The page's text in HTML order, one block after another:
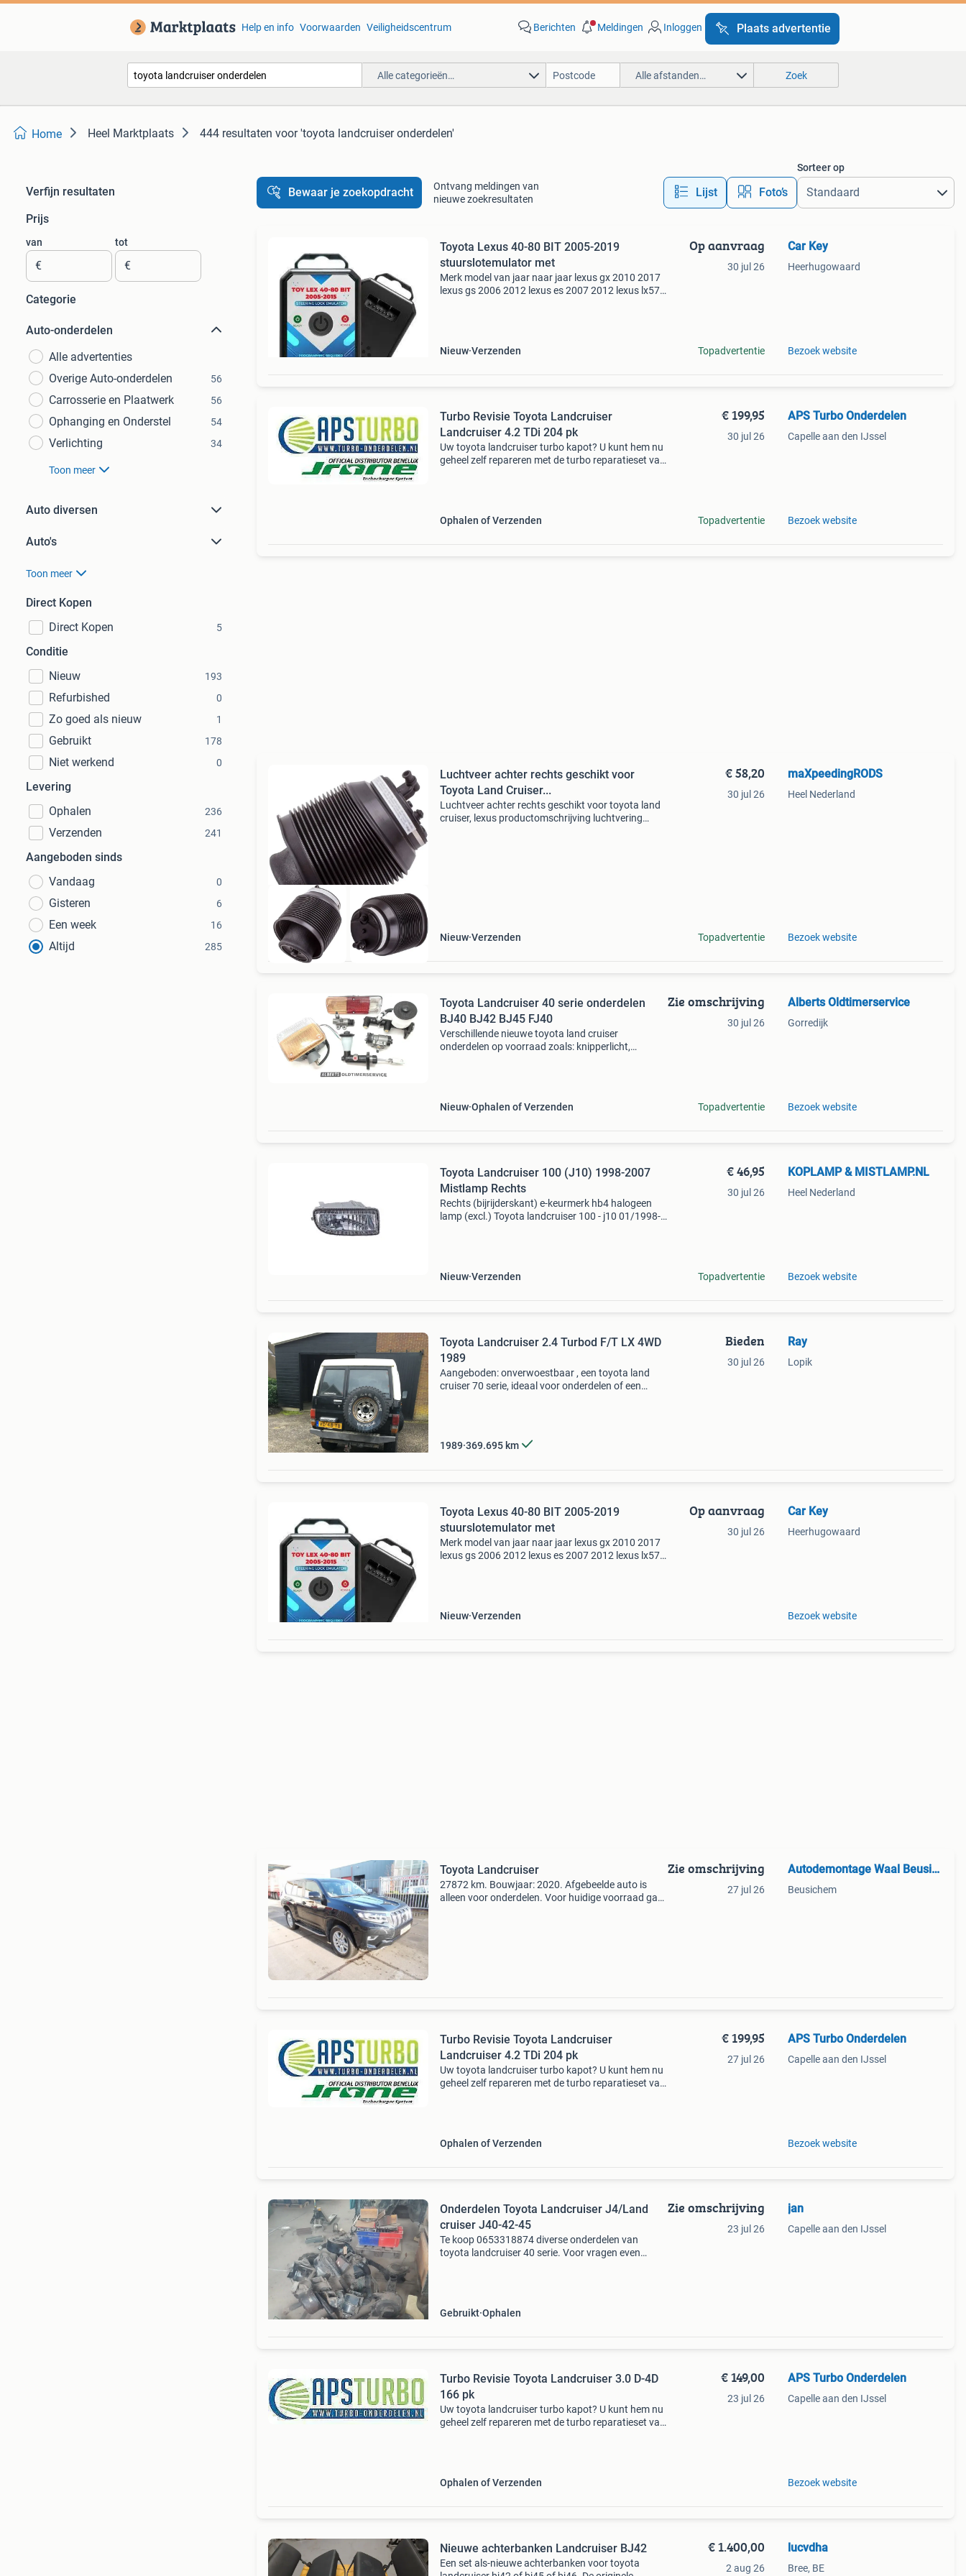
Help en info Voorwaarden Veiligheidscentrum Berichten Meldingen Inloggen Plaats advertentie
Alle categorieën… Alle afstanden… Zoek
Home Heel Marktplaats 444 resultaten voor 'toyota landcruiser onderdelen'
Verfijn resultaten
Prijs
van
€
tot
€
Categorie
Auto-onderdelen
Alle advertenties
Overige Auto-onderdelen
56
Carrosserie en Plaatwerk 56
Ophanging en Onderstel 54
Verlichting 34
Toon meer
Auto diversen
Auto's
Toon meer
Direct Kopen
Direct Kopen
5
Conditie
Nieuw
193
Refurbished 0
Zo goed als nieuw 1
Gebruikt 178
Niet werkend 0
Levering
Ophalen
236
Verzenden 241
Aangeboden sinds
Vandaag
0
Gisteren 6
Een week 16
Altijd 285
Bewaar je zoekopdracht
Ontvang meldingen van
nieuwe zoekresultaten
Lijst Foto’s
Sorteer op
Toyota Lexus 40-80 BIT 2005-2019
stuurslotemulator met
Merk model van jaar naar jaar lexus gx 2010 2017
lexus gs 2006 2012 lexus es 2007 2012 lexus lx570
Nieuw Verzenden
Op aanvraag
30 jul 26
Topadvertentie
Car Key
Heerhugowaard
Bezoek website
Turbo Revisie Toyota Landcruiser
Landcruiser 4.2 TDi 204 pk
Uw toyota landcruiser turbo kapot? U kunt hem nu
geheel zelf repareren met de turbo reparatieset van
Ophalen of Verzenden
€ 199,95
30 jul 26
Topadvertentie
APS Turbo Onderdelen
Capelle aan den IJssel
Bezoek website
Luchtveer achter rechts geschikt voor
Toyota Land Cruiser...
Luchtveer achter rechts geschikt voor toyota land
cruiser, lexus productomschrijving luchtvering
Nieuw Verzenden
€ 58,20
30 jul 26
Topadvertentie
maXpeedingRODS
Heel Nederland
Bezoek website
Toyota Landcruiser 40 serie onderdelen
BJ40 BJ42 BJ45 FJ40
Verschillende nieuwe toyota land cruiser
onderdelen op voorraad zoals: knipperlicht,
Nieuw Ophalen of Verzenden
Zie omschrijving
30 jul 26
Topadvertentie
Alberts Oldtimerservice
Gorredijk
Bezoek website
Toyota Landcruiser 100 (J10) 1998-2007
Mistlamp Rechts
Rechts (bijrijderskant) e-keurmerk hb4 halogeen
lamp (excl.) Toyota landcruiser 100 - j10 01/1998-
Nieuw Verzenden
€ 46,95
30 jul 26
Topadvertentie
KOPLAMP & MISTLAMP.NL
Heel Nederland
Bezoek website
Toyota Landcruiser 2.4 Turbod F/T LX 4WD
1989
Aangeboden: onverwoestbaar , een toyota land
cruiser 70 serie, ideaal voor onderdelen of een
1989 369.695km
Bieden
30 jul 26
Ray
Lopik
Toyota Lexus 40-80 BIT 2005-2019
stuurslotemulator met
Merk model van jaar naar jaar lexus gx 2010 2017
lexus gs 2006 2012 lexus es 2007 2012 lexus lx570
Nieuw Verzenden
Op aanvraag
30 jul 26
Car Key
Heerhugowaard
Bezoek website
Toyota Landcruiser
27872 km. Bouwjaar: 2020. Afgebeelde auto is
alleen voor onderdelen. Voor huidige voorraad ga
Zie omschrijving
27 jul 26
Autodemontage Waal Beusichem
Beusichem
Turbo Revisie Toyota Landcruiser
Landcruiser 4.2 TDi 204 pk
Uw toyota landcruiser turbo kapot? U kunt hem nu
geheel zelf repareren met de turbo reparatieset van
Ophalen of Verzenden
€ 199,95
27 jul 26
APS Turbo Onderdelen
Capelle aan den IJssel
Bezoek website
Onderdelen Toyota Landcruiser J4/Land
cruiser J40-42-45
Te koop 0653318874 diverse onderdelen van
toyota landcruiser 40 serie. Voor vragen even
Gebruikt Ophalen
Zie omschrijving
23 jul 26
jan
Capelle aan den IJssel
Turbo Revisie Toyota Landcruiser 3.0 D-4D
166 pk
Uw toyota landcruiser turbo kapot? U kunt hem nu
geheel zelf repareren met de turbo reparatieset van
Ophalen of Verzenden
€ 149,00
23 jul 26
APS Turbo Onderdelen
Capelle aan den IJssel
Bezoek website
Nieuwe achterbanken Landcruiser BJ42
Een set als-nieuwe achterbanken voor toyota
€ 1.400,00
2 aug 26
lucvdha
Bree, BE